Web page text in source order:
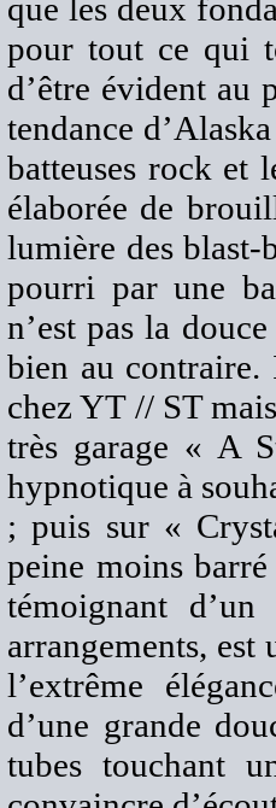
que les deux
pour tout ce qui
d’être évident au
tendance
batteuses rock et
élaborée de
lumière des blast-
pourri par une
n’est pas la
bien au
chez YT // ST
très garage « A
hypnotique à
; puis sur «
peine moins
témoignant
arrangements,
l’extrême
d’une grande
tubes touchant